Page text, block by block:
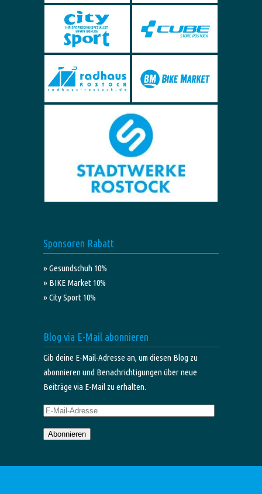
Sponsoren Rabatt
» Gesundschuh 10%
» BIKE Market 10%
» City Sport 10%
Blog via E-Mail abonnieren
Gib deine E-Mail-Adresse an, um diesen Blog zu
abonnieren und Benachrichtigungen über neue
Beiträge via E-Mail zu erhalten.
E-
Adresse
Abonnieren